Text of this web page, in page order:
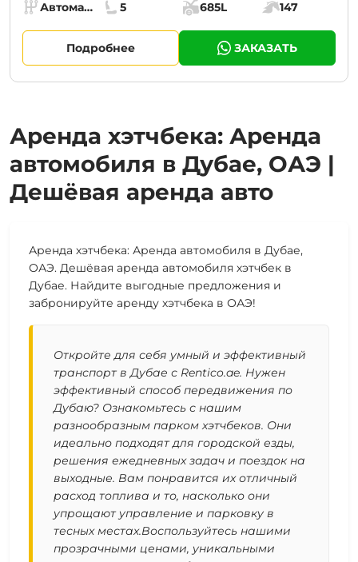
Specs:
Коробка передач:
Автомат (АКПП)
Места:
5
Объём багажника:
685L
Мощность
147
Подробнее ЗАКАЗАТЬ
Аренда хэтчбека: Аренда
автомобиля в Дубае, ОАЭ |
Дешёвая аренда авто
Аренда хэтчбека: Аренда автомобиля в Дубае,
ОАЭ. Дешёвая аренда автомобиля хэтчбек в
Дубае. Найдите выгодные предложения и
забронируйте аренду хэтчбека в ОАЭ!
Откройте для себя умный и эффективный
транспорт в Дубае с Rentico.ae. Нужен
эффективный способ передвижения по
Дубаю? Ознакомьтесь с нашим
разнообразным парком хэтчбеков. Они
идеально подходят для городской езды,
решения ежедневных задач и поездок на
выходные. Вам понравится их отличный
расход топлива и то, насколько они
упрощают управление и парковку в
тесных местах.Воспользуйтесь нашими
прозрачными ценами, уникальными